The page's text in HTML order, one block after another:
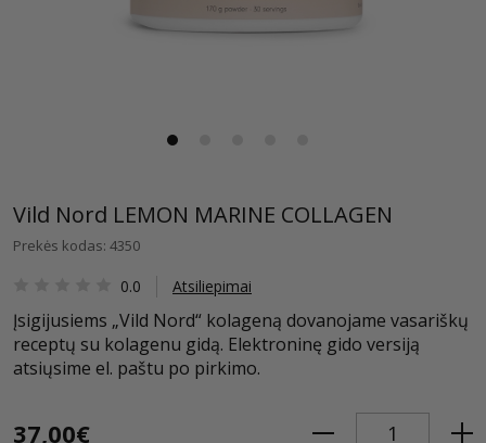
Vild Nord LEMON MARINE COLLAGEN
Prekės kodas: 4350
0.0 Atsiliepimai
Įsigijusiems „Vild Nord“ kolageną dovanojame vasariškų
receptų su kolagenu gidą. Elektroninę gido versiją
atsiųsime el. paštu po pirkimo.
37,00€